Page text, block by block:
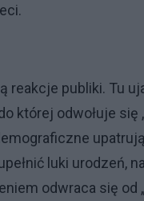
reakcje publiki. Tu
której odwołuje się
luki urodzeń,
odwraca się od